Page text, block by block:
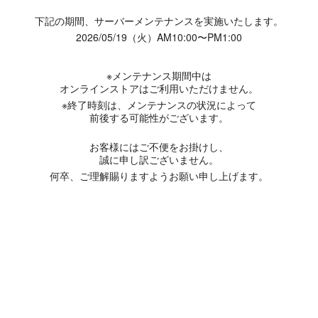
下記の期間、サーバーメンテナンスを実施いたします。
2026/05/19（火）AM10:00〜PM1:00
※メンテナンス期間中は
オンラインストアはご利用いただけません。
※終了時刻は、メンテナンスの状況によって
前後する可能性がございます。
お客様にはご不便をお掛けし、
誠に申し訳ございません。
何卒、ご理解賜りますようお願い申し上げます。